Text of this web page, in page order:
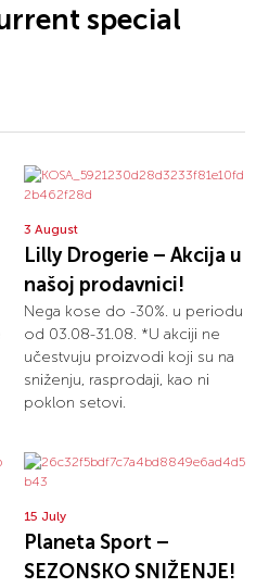
special
3 August
Lilly Drogerie – Akcija u
našoj prodavnici!
Nega kose do -30%. u periodu
od 03.08-31.08. *U akciji ne
učestvuju proizvodi koji su na
sniženju, rasprodaji, kao ni
poklon setovi.
15 July
Planeta Sport –
SEZONSKO SNIŽENJE!